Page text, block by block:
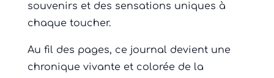
souvenirs et des sensations uniques à
chaque toucher.
Au fil des pages, ce journal devient une
chronique vivante et colorée de la